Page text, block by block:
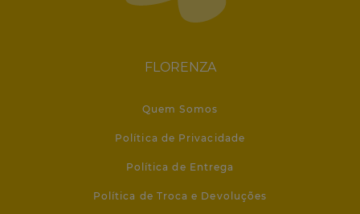
FLORENZA
Quem Somos
Política de Privacidade
Política de Entrega
Política de Troca e Devoluções